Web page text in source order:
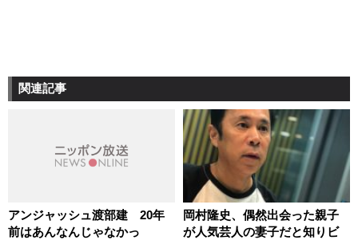
関連記事
アンジャッシュ渡部建 20年
前はあんなんじゃなかっ
岡村隆史、偶然出会った親子
が人気芸人の妻子だと知りビ